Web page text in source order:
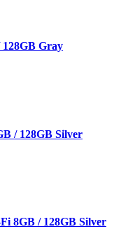
128GB Gray
/ 128GB Silver
8GB / 128GB Silver